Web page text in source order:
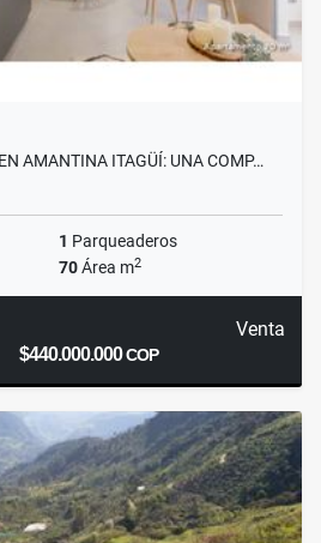
AMANTINA ITAGÜÍ: UNA COMP…
1 Parqueaderos
70Área m2
Venta
$440.000.000COP